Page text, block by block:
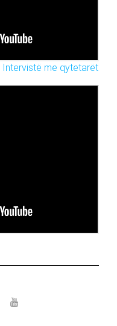
Intervistë me qytetarët